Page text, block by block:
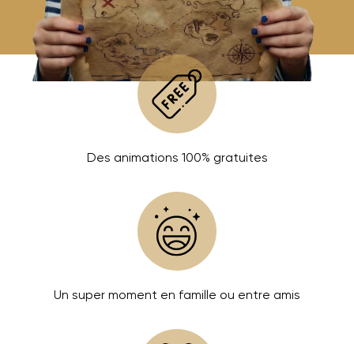
Des animations 100% gratuites
Un super moment en famille ou entre amis